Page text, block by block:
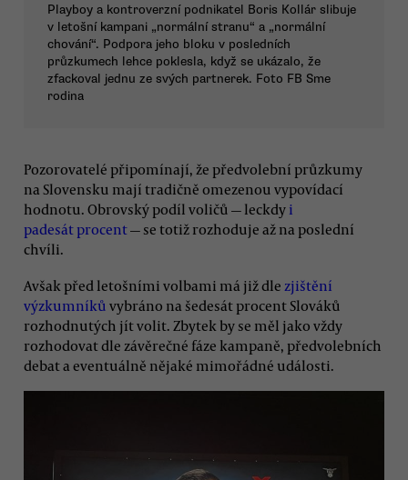
Playboy a kontroverzní podnikatel Boris Kollár slibuje
v letošní kampani „normální stranu“ a „normální
chování“. Podpora jeho bloku v posledních
průzkumech lehce poklesla, když se ukázalo, že
zfackoval jednu ze svých partnerek. Foto FB Sme
rodina
Pozorovatelé připomínají, že předvolební průzkumy
na Slovensku mají tradičně omezenou vypovídací
hodnotu. Obrovský podíl voličů — leckdy i
padesát procent— se totiž rozhoduje až na poslední
chvíli.
Avšak před letošními volbami má již dle zjištění
výzkumníků vybráno na šedesát procent Slováků
rozhodnutých jít volit. Zbytek by se měl jako vždy
rozhodovat dle závěrečné fáze kampaně, předvolebních
debat a eventuálně nějaké mimořádné události.